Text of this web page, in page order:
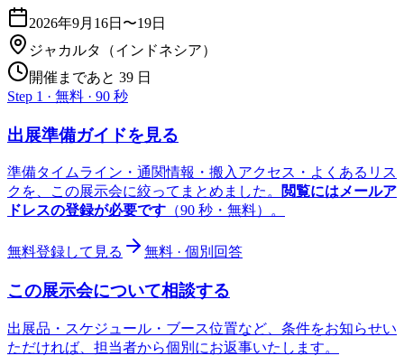
2026年9月16日〜19日
ジャカルタ
（インドネシア）
開催まであと 39 日
Step 1 · 無料 · 90 秒
出展準備ガイドを見る
準備タイムライン・通関情報・搬入アクセス・よくあるリス
クを、この展示会に絞ってまとめました。
閲覧にはメールア
ドレスの登録が必要です （90 秒・無料）。
無料登録して見る 無料 · 個別回答
この展示会について相談する
出展品・スケジュール・ブース位置など、条件をお知らせい
ただければ、担当者から個別にお返事いたします。